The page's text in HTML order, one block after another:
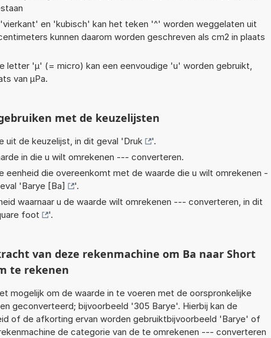
en 'kubisch' kan het teken '^' worden weggelaten uit
kunnen daarom worden geschreven als cm2 in plaats
letter 'µ' (= micro) kan een eenvoudige 'u' worden gebruikt,
van µPa.
met de keuzelijsten
uit de keuzelijst, in dit geval 'Druk
'.
in die u wilt omrekenen --- converteren.
eenheid die overeenkomt met de waarde die u wilt omrekenen -
'Barye [Ba]
'.
waarnaar u de waarde wilt omrekenen --- converteren, in dit
foot '.
van deze rekenmachine om Ba naar Short
te rekenen
mogelijk om de waarde in te voeren met de oorspronkelijke
geconverteerd; bijvoorbeeld '305 Barye'. Hierbij kan de
of de afkorting ervan worden gebruiktbijvoorbeeld 'Barye' of
de categorie van de te omrekenen --- converteren